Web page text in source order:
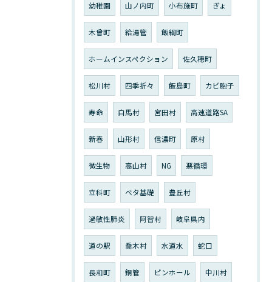
幼稚園 山ノ内町 小布施町 ぎょ
木曾町 給湯管 飯綱町
ホームインスペクション 佐久穂町
松川村 四季折々 飯島町 カビ胞子
寿命 白馬村 宮田村 高速道路SA
新春 山形村 信濃町 原村
微生物 高山村 NG 悪循環
立科町 ベタ基礎 豊丘村
過敏性肺炎 阿智村 岐阜県内
道の駅 喬木村 水道水 蛇口
長和町 銅管 ピンホール 中川村